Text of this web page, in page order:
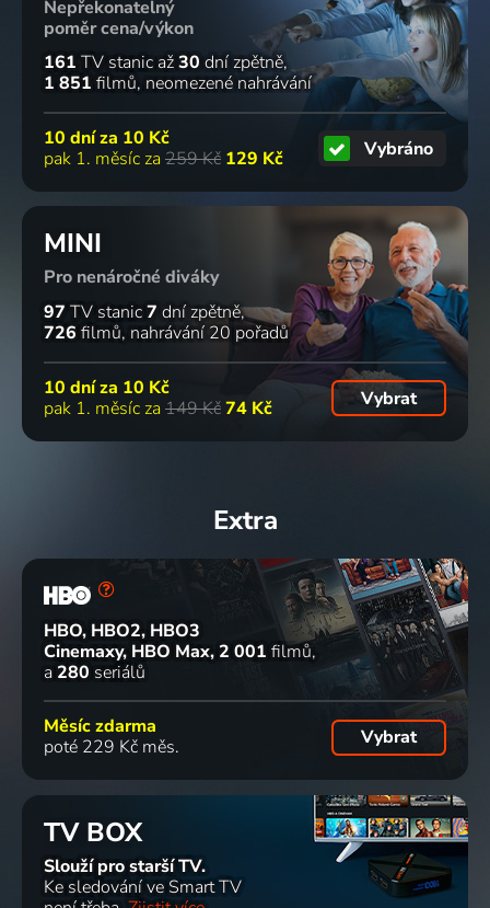
Nepřekonatelný
poměr cena/výkon
161 TV stanic až30 dní zpětně
1 851 filmů neomezené nahrávání
10 dní za 10 Kč
pak 1. měsíc za 259 Kč 129 Kč Vybráno
MINI
Pro nenáročné diváky
97 TV stanic7 dní zpětně
726 filmů nahrávání 20 pořadů
10 dní za 10 Kč
pak 1. měsíc za 149 Kč74 Kč Vybrat
Extra
HBO, HBO2, HBO3
Cinemaxy, HBO Max 2 001 filmů
a 280 seriálů
Měsíc zdarma
poté 229 Kč měs.
Vybrat
TV BOX
Slouží pro starší TV.
Ke sledování ve Smart TV